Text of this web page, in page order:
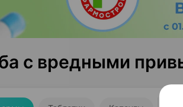
с вредными